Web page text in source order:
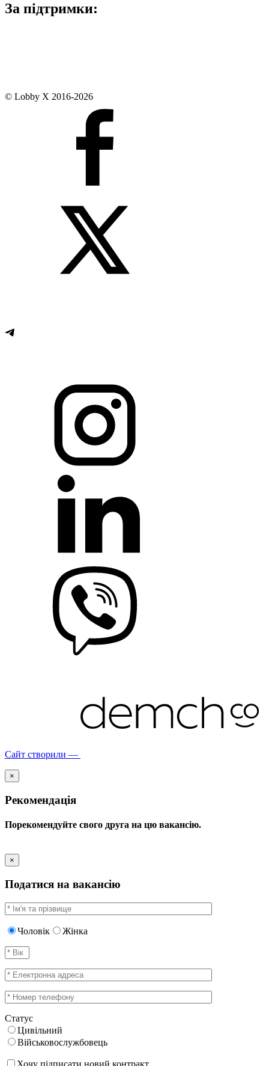
За підтримки:
© Lobby X 2016-2026
Сайт створили —
×
Рекомендація
Порекомендуйте свого друга на цю вакансію.
×
Податися на вакансію
Чоловік Жінка
Статус
Цивільний
Військовослужбовець
Хочу підписати новий контракт